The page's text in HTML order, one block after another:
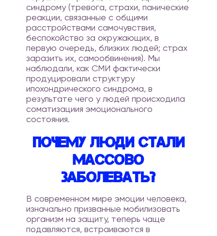
синдрому (тревога, страхи, панические
реакции, связанные с общими
расстройствами самочувствия,
беспокойство за окружающих, в
первую очередь, близких людей; страх
заразить их, самообвинения). Мы
наблюдали, как СМИ фактически
продуцировали структуру
ипохондрического синдрома, в
результате чего у людей происходила
соматизациия эмоционального
состояния.
Почему люди стали
массово
заболевать?
В современном мире эмоции человека,
изначально призванные мобилизовать
организм на защиту, теперь чаще
подавляются, встраиваются в